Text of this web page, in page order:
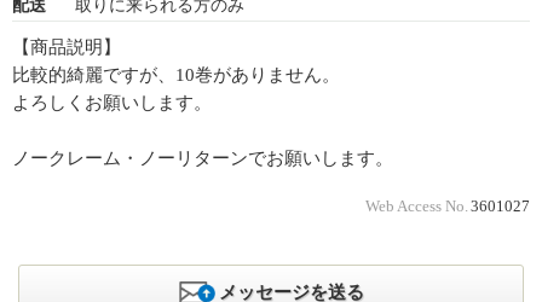
配送
取りに来られる方のみ
【商品説明】
比較的綺麗ですが、10巻がありません。
よろしくお願いします。
ノークレーム・ノーリターンでお願いします。
Web Access No. 3601027
メッセージを送る